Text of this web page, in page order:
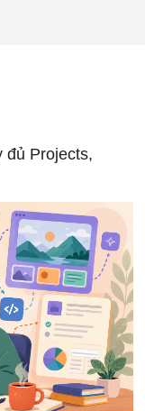
lực cá
đại AI
Projects,